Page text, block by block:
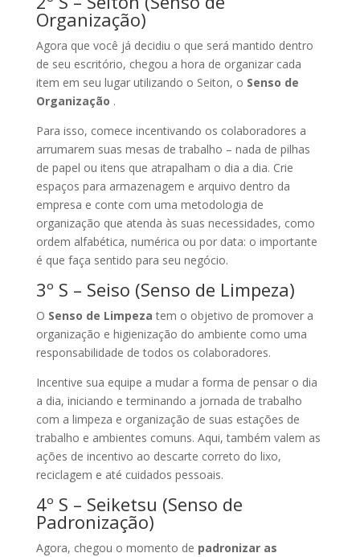
Organização)
Agora que você já decidiu o que será mantido dentro
de seu escritório, chegou a hora de organizar cada
item em seu lugar utilizando o Seiton, o Senso de
Organização .
Para isso, comece incentivando os colaboradores a
arrumarem suas mesas de trabalho – nada de pilhas
de papel ou itens que atrapalham o dia a dia. Crie
espaços para armazenagem e arquivo dentro da
empresa e conte com uma metodologia de
organização que atenda às suas necessidades, como
ordem alfabética, numérica ou por data: o importante
é que faça sentido para seu negócio.
3º S – Seiso (Senso de Limpeza)
O Senso de Limpezatem o objetivo de promover a
organização e higienização do ambiente como uma
responsabilidade de todos os colaboradores.
Incentive sua equipe a mudar a forma de pensar o dia
a dia, iniciando e terminando a jornada de trabalho
com a limpeza e organização de suas estações de
trabalho e ambientes comuns. Aqui, também valem as
ações de incentivo ao descarte correto do lixo,
reciclagem e até cuidados pessoais.
4º S – Seiketsu (Senso de
Padronização)
Agora, chegou o momento de padronizar as